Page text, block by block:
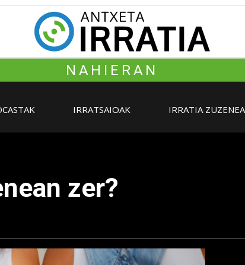
NAHIERAN
IRRATSAIOAK IRRATIA
zer?